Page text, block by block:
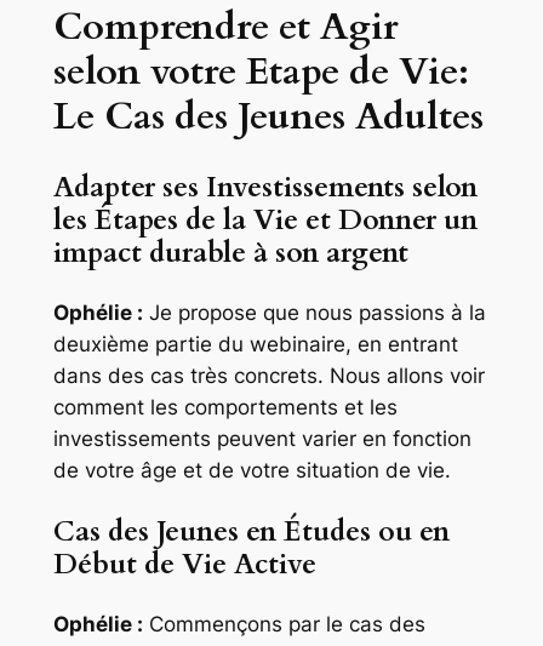
Comprendre et Agir
selon votre Etape de Vie:
Le Cas des Jeunes Adultes
Adapter ses Investissements selon
les Étapes de la Vie et Donner un
impact durable à son argent
Ophélie : Je propose que nous passions à la
deuxième partie du webinaire, en entrant
dans des cas très concrets. Nous allons voir
comment les comportements et les
investissements peuvent varier en fonction
de votre âge et de votre situation de vie.
Cas des Jeunes en Études ou en
Début de Vie Active
Ophélie : Commençons par le cas des